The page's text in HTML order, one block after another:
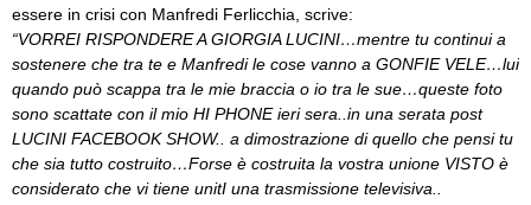
essere in crisi con Manfredi Ferlicchia, scrive:
“VORREI RISPONDERE A GIORGIA LUCINI…mentre tu continui a
sostenere che tra te e Manfredi le cose vanno a GONFIE VELE…lui
quando può scappa tra le mie braccia o io tra le sue…queste foto
sono scattate con il mio HI PHONE ieri sera..in una serata post
LUCINI FACEBOOK SHOW.. a dimostrazione di quello che pensi tu
che sia tutto costruito…Forse è costruita la vostra unione VISTO è
considerato che vi tiene unitI una trasmissione televisiva..